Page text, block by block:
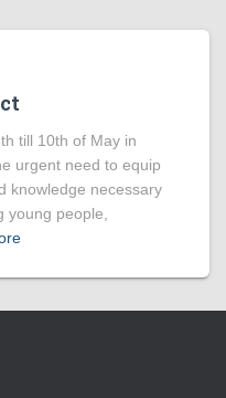
till 10th of May in
urgent need to equip
knowledge necessary
young people,